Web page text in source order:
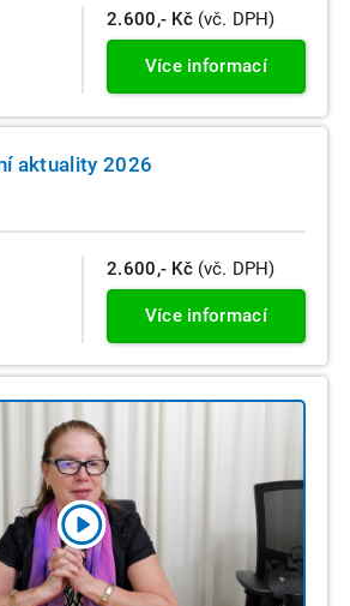
2.600,- Kč (vč. DPH)
Více informací
aktuality 2026
2.600,- Kč (vč. DPH)
Více informací